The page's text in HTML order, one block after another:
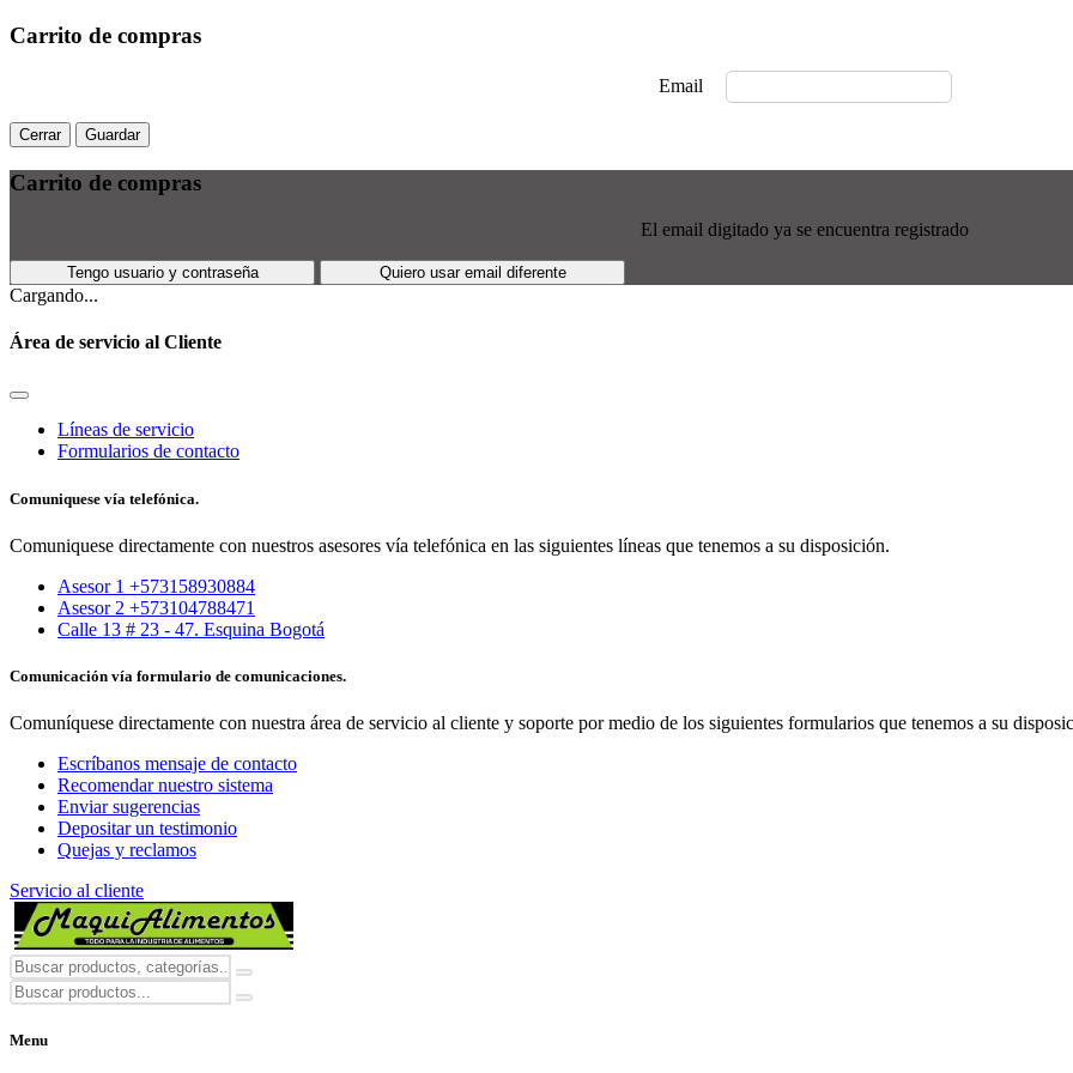
Carrito de compras
Email
Cerrar Guardar
Carrito de compras
El email digitado ya se encuentra registrado
Tengo usuario y contraseña Quiero usar email diferente
Cargando...
Área de servicio al Cliente
Líneas de servicio
Formularios de contacto
Comuniquese vía telefónica.
Comuniquese directamente con nuestros asesores vía telefónica en las siguientes líneas que tenemos a su disposición.
Asesor 1 +573158930884
Asesor 2 +573104788471
Calle 13 # 23 - 47. Esquina Bogotá
Comunicación vía formulario de comunicaciones.
Comuníquese directamente con nuestra área de servicio al cliente y soporte por medio de los siguientes formularios que tenemos a su
Escríbanos mensaje de contacto
Recomendar nuestro sistema
Enviar sugerencias
Depositar un testimonio
Quejas y reclamos
Servicio al cliente
Menu